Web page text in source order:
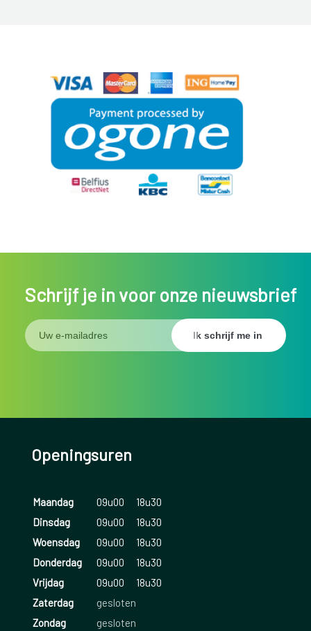
Schrijf je in voor onze nieuwsbrief
Openingsuren
Maandag 09u00
18u30
Dinsdag
09u00
18u30
Woensdag
09u00
18u30
Donderdag
09u00
18u30
Vrijdag
09u00
18u30
Zaterdag
gesloten
Zondag
gesloten